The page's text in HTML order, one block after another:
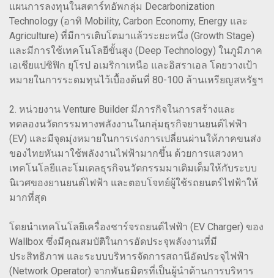
แผนการลงทุนในสตาร์ทอัพกลุ่ม Decarbonization
Technology (อาทิ Mobility, Carbon Economy, Energy และ
Agriculture) ที่มีการเติบโตมาแล้วระยะหนึ่ง (Growth Stage)
และมีการใช้เทคโนโลยีขั้นสูง (Deep Technology) ในภูมิภาค
เอเชียแปซิฟิก ยุโรป อเมริกาเหนือ และอิสราเอล โดยวางเป้า
หมายในการระดมทุนไว้เบื้องต้นที่ 80-100 ล้านเหรียญสหรัฐฯ
2. หน่วยงาน Venture Builder มีภารกิจในการสร้างและ
ทดลองนวัตกรรมทางพลังงานในกลุ่มธุรกิจยานยนต์ไฟฟ้า
(EV) และมีจุดมุ่งหมายในการเร่งการเปลี่ยนผ่านให้ภาคขนส่ง
ของไทยหันมาใช้พลังงานไฟฟ้ามากขึ้น ด้วยการแสวงหา
เทคโนโลยีและโมเดลธุรกิจนวัตกรรมมาเติมเต็มให้กับระบบ
นิเวศของยานยนต์ไฟฟ้า และตอบโจทย์ผู้ใช้รถยนตร์ไฟฟ้าให้
มากที่สุด
โดยนำเทคโนโลยีเครื่องชาร์จรถยนต์ไฟฟ้า (EV Charger) ของ
Wallbox ซึ่งมีคุณสมบัติในการอัดประจุพลังงานที่มี
ประสิทธิภาพ และระบบบริหารจัดการสถานีอัดประจุไฟฟ้า
(Network Operator) จากพันธมิตรที่เป็นผู้นำด้านการบริหาร